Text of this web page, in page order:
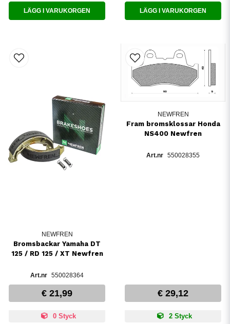
LÄGG I VARUKORGEN LÄGG I VARUKORGEN
NEWFREN
Bromsbackar Yamaha DT
125 / RD 125 / XT Newfren
550028364
€ 21,99
0 Styck
NEWFREN
Fram bromsklossar Honda
NS400 Newfren
550028355
€ 29,12
2 Styck